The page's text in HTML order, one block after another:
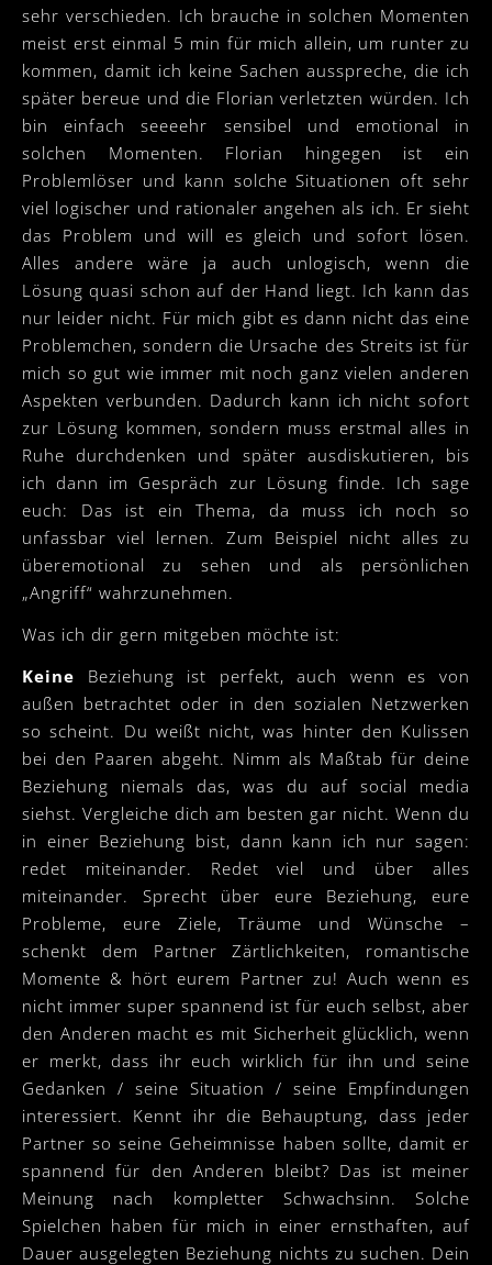
sehr verschieden. Ich brauche in solchen Momenten
meist erst einmal 5 min für mich allein, um runter zu
kommen, damit ich keine Sachen ausspreche, die ich
später bereue und die Florian verletzten würden. Ich
bin einfach seeeehr sensibel und emotional in
solchen Momenten. Florian hingegen ist ein
Problemlöser und kann solche Situationen oft sehr
viel logischer und rationaler angehen als ich. Er sieht
das Problem und will es gleich und sofort lösen.
Alles andere wäre ja auch unlogisch, wenn die
Lösung quasi schon auf der Hand liegt. Ich kann das
nur leider nicht. Für mich gibt es dann nicht das eine
Problemchen, sondern die Ursache des Streits ist für
mich so gut wie immer mit noch ganz vielen anderen
Aspekten verbunden. Dadurch kann ich nicht sofort
zur Lösung kommen, sondern muss erstmal alles in
Ruhe durchdenken und später ausdiskutieren, bis
ich dann im Gespräch zur Lösung finde. Ich sage
euch: Das ist ein Thema, da muss ich noch so
unfassbar viel lernen. Zum Beispiel nicht alles zu
überemotional zu sehen und als persönlichen
„Angriff“ wahrzunehmen.
Was ich dir gern mitgeben möchte ist:
Keine Beziehung ist perfekt, auch wenn es von
außen betrachtet oder in den sozialen Netzwerken
so scheint. Du weißt nicht, was hinter den Kulissen
bei den Paaren abgeht. Nimm als Maßtab für deine
Beziehung niemals das, was du auf social media
siehst. Vergleiche dich am besten gar nicht. Wenn du
in einer Beziehung bist, dann kann ich nur sagen:
redet miteinander. Redet viel und über alles
miteinander. Sprecht über eure Beziehung, eure
Probleme, eure Ziele, Träume und Wünsche –
schenkt dem Partner Zärtlichkeiten, romantische
Momente & hört eurem Partner zu! Auch wenn es
nicht immer super spannend ist für euch selbst, aber
den Anderen macht es mit Sicherheit glücklich, wenn
er merkt, dass ihr euch wirklich für ihn und seine
Gedanken / seine Situation / seine Empfindungen
interessiert. Kennt ihr die Behauptung, dass jeder
Partner so seine Geheimnisse haben sollte, damit er
spannend für den Anderen bleibt? Das ist meiner
Meinung nach kompletter Schwachsinn. Solche
Spielchen haben für mich in einer ernsthaften, auf
Dauer ausgelegten Beziehung nichts zu suchen. Dein